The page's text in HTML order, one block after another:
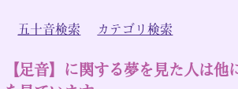
五十音検索 カテゴリ検索
【足音】に関する夢を見た人は